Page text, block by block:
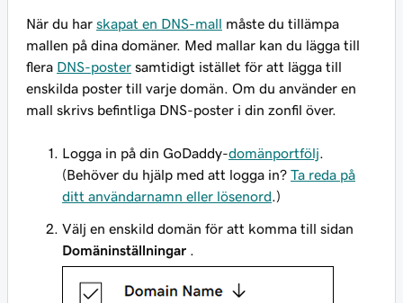
När du har skapat en DNS-mall måste du tillämpa
mallen på dina domäner. Med mallar kan du lägga till
flera DNS-poster samtidigt istället för att lägga till
enskilda poster till varje domän. Om du använder en
mall skrivs befintliga DNS-poster i din zonfil över.
Logga in på din GoDaddy-domänportfölj
(Behöver du hjälp med att logga in? Ta reda på
ditt användarnamn eller lösenord .)
Välj en enskild domän för att komma till sidan
Domäninställningar